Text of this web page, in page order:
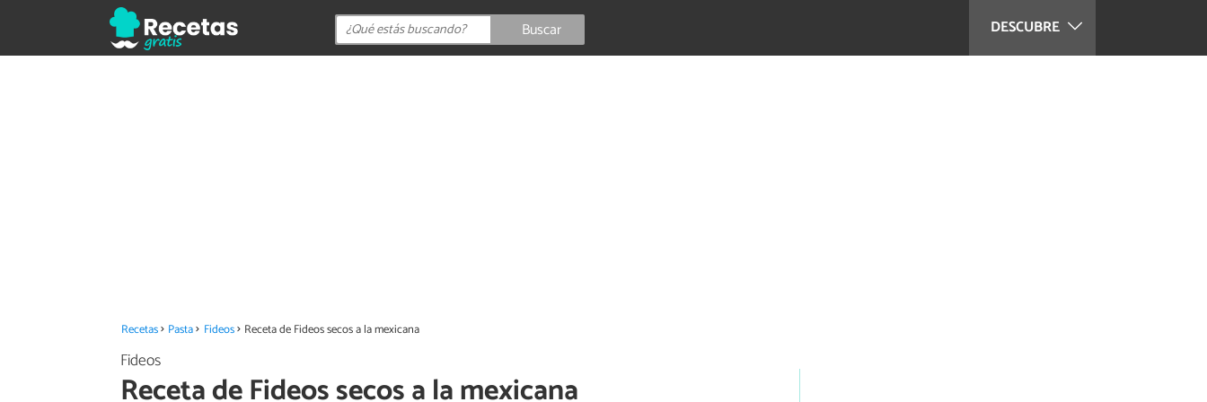
DESCUBRE
Buscar
Recetas Pasta Fideos Receta de Fideos secos a la mexicana
Fideos
Receta de Fideos secos a la mexicana